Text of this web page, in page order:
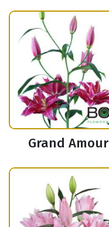
Grand Amour